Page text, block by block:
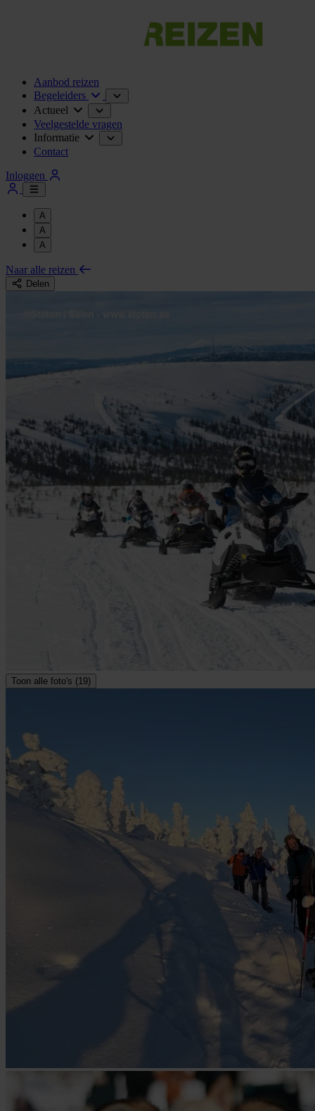
Aanbod reizen
Begeleiders
Actueel
Veelgestelde vragen
Informatie
Contact
Inloggen
A
A
A
Naar alle reizen
Delen
Toon alle foto's (19)